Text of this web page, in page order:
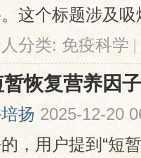
这个标题涉及
分类: 免疫科学 |
暂恢复营养因
扬 2025-12-20
，用户提到“短